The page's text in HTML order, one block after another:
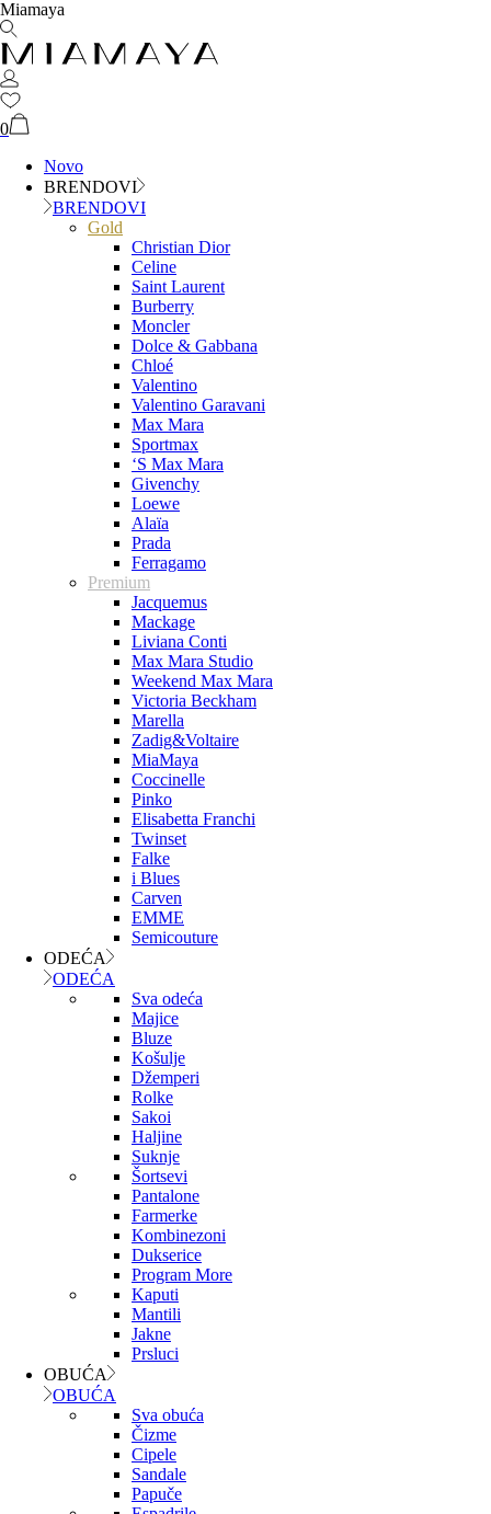
Miamaya
0
Novo
BRENDOVI
BRENDOVI
Gold
Christian Dior
Celine
Saint Laurent
Burberry
Moncler
Dolce & Gabbana
Chloé
Valentino
Valentino Garavani
Max Mara
Sportmax
‘S Max Mara
Givenchy
Loewe
Alaïa
Prada
Ferragamo
Premium
Jacquemus
Mackage
Liviana Conti
Max Mara Studio
Weekend Max Mara
Victoria Beckham
Marella
Zadig&Voltaire
MiaMaya
Coccinelle
Pinko
Elisabetta Franchi
Twinset
Falke
i Blues
Carven
EMME
Semicouture
ODEĆA
ODEĆA
Sva odeća
Majice
Bluze
Košulje
Džemperi
Rolke
Sakoi
Haljine
Suknje
Šortsevi
Pantalone
Farmerke
Kombinezoni
Dukserice
Program More
Kaputi
Mantili
Jakne
Prsluci
OBUĆA
OBUĆA
Sva obuća
Čizme
Cipele
Sandale
Papuče